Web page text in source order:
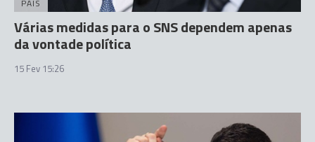
PAÍS
Várias medidas para o SNS dependem apenas
da vontade política
15 Fev 15:26